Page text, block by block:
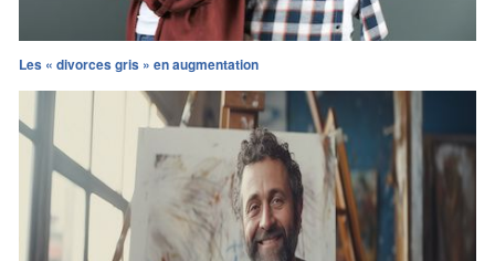
Les « divorces gris » en augmentation